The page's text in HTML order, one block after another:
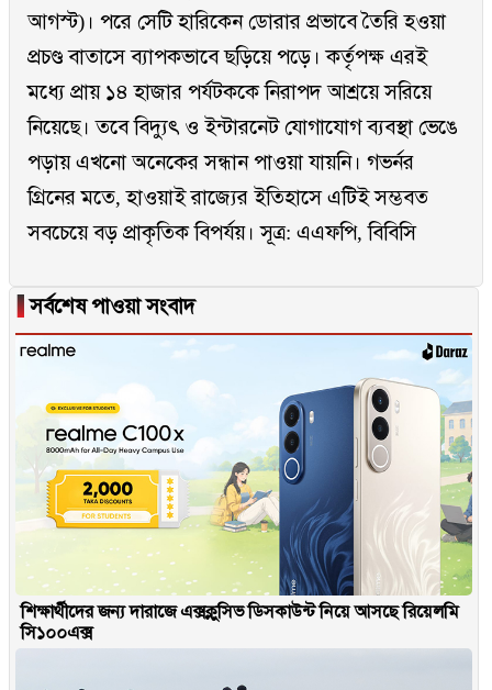
আগস্ট)। পরে সেটি হারিকেন ডোরার প্রভাবে তৈরি হওয়া
প্রচণ্ড বাতাসে ব্যাপকভাবে ছড়িয়ে পড়ে। কর্তৃপক্ষ এরই
মধ্যে প্রায় ১৪ হাজার পর্যটককে নিরাপদ আশ্রয়ে সরিয়ে
নিয়েছে। তবে বিদ্যুৎ ও ইন্টারনেট যোগাযোগ ব্যবস্থা ভেঙে
পড়ায় এখনো অনেকের সন্ধান পাওয়া যায়নি। গভর্নর
গ্রিনের মতে, হাওয়াই রাজ্যের ইতিহাসে এটিই সম্ভবত
সবচেয়ে বড় প্রাকৃতিক বিপর্যয়। সূত্র: এএফপি, বিবিসি
▐সর্বশেষ পাওয়া সংবাদ
শিক্ষার্থীদের জন্য দারাজে এক্সক্লুসিভ ডিসকাউন্ট নিয়ে আসছে রিয়েলমি
সি১০০এক্স